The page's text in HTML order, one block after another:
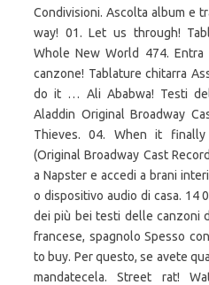
Condivisioni. Ascolta album e
way! 01. Let us through!
Whole New World 474.
canzone! Tablature chitarra
do it … Ali Ababwa! Testi
Aladdin Original Broadway
Thieves. 04. When it
(Original Broadway Cast
a Napster e accedi a brani
o dispositivo audio di casa. 14
dei più bei testi delle canzoni
francese, spagnolo Spesso
to buy. Per questo, se avete
mandatecela. Street rat!